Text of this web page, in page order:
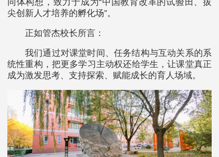
尖创新人才培养的孵化场”。
正如管杰校长所言：
我们通过对课堂时间、任务结构与互动关系的系
统性重构，把更多学习主动权还给学生，让课堂真正
成为激发思考、支持探索、赋能成长的育人场域。